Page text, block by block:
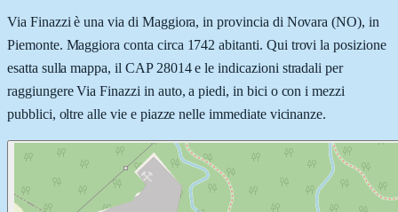
Via Finazzi è una via di Maggiora, in provincia di Novara (NO), in
Piemonte. Maggiora conta circa 1742 abitanti. Qui trovi la posizione
esatta sulla mappa, il CAP 28014 e le indicazioni stradali per
raggiungere Via Finazzi in auto, a piedi, in bici o con i mezzi
pubblici, oltre alle vie e piazze nelle immediate vicinanze.